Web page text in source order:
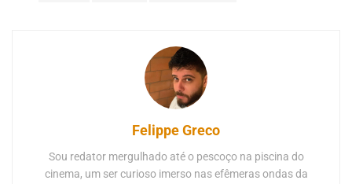
Vozinha no Rio Innovation Week:
goleiro fala sobre futuro e Copa
2030